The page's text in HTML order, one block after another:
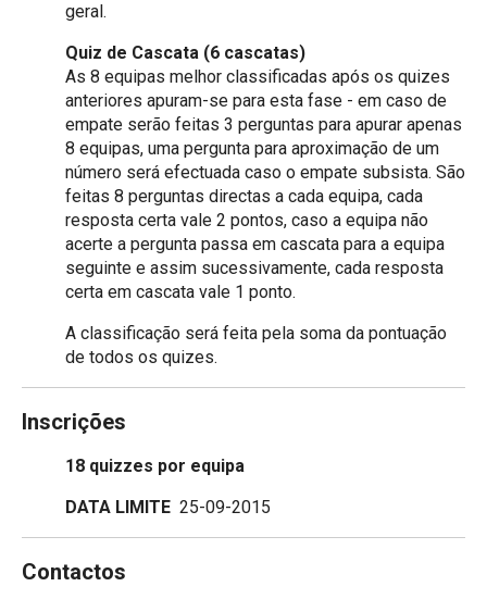
geral.
Quiz de Cascata (6 cascatas)
As 8 equipas melhor classificadas após os quizes
anteriores apuram-se para esta fase - em caso de
empate serão feitas 3 perguntas para apurar apenas
8 equipas, uma pergunta para aproximação de um
número será efectuada caso o empate subsista. São
feitas 8 perguntas directas a cada equipa, cada
resposta certa vale 2 pontos, caso a equipa não
acerte a pergunta passa em cascata para a equipa
seguinte e assim sucessivamente, cada resposta
certa em cascata vale 1 ponto.
A classificação será feita pela soma da pontuação
de todos os quizes.
Inscrições
18 quizzes por equipa
DATA LIMITE 25-09-2015
Contactos